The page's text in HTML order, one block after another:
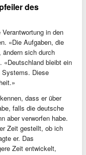
des
in den
«Die Aufgaben, die
ändern sich durch
«Deutschland bleibt ein
Systems. Diese
dass er über
falls die deutsche
aber verworfen habe.
Zeit gestellt, ob ich
er. Das
Zeit entwickelt,